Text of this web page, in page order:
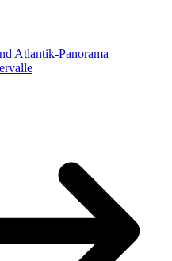
Atlantik-Panorama